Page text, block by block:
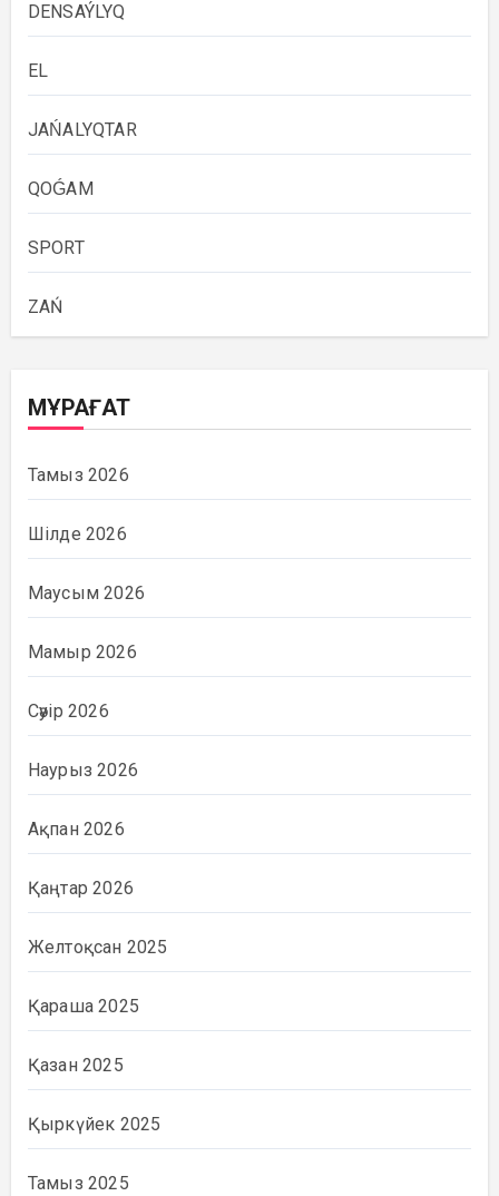
DENSAÝLYQ
EL
JAŃALYQTAR
QOǴAM
SPORT
ZAŃ
МҰРАҒАТ
Тамыз 2026
Шілде 2026
Маусым 2026
Мамыр 2026
Сәуір 2026
Наурыз 2026
Ақпан 2026
Қаңтар 2026
Желтоқсан 2025
Қараша 2025
Қазан 2025
Қыркүйек 2025
Тамыз 2025